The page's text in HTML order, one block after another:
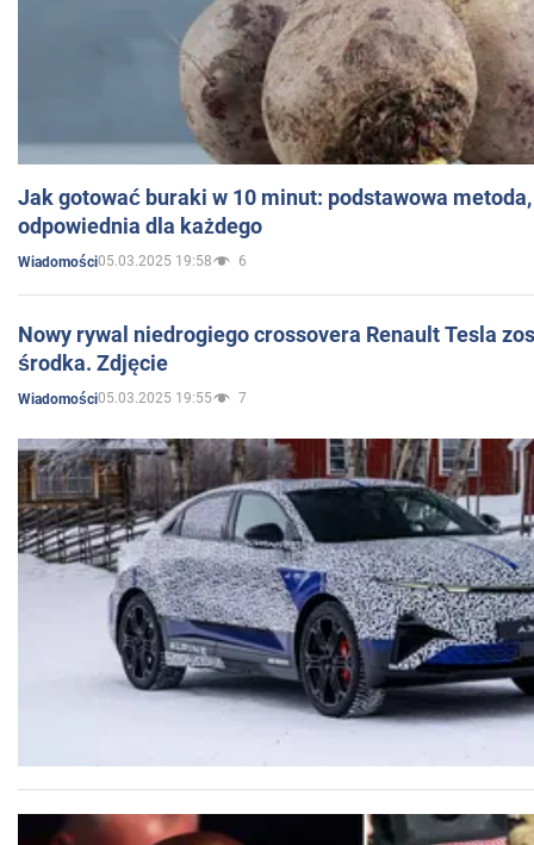
Jak gotować buraki w 10 minut: podstawowa
odpowiednia dla każdego
Wiadomości05.03.2025 19:58 6
Nowy rywal niedrogiego crossovera Renault Tesla
środka. Zdjęcie
Wiadomości05.03.2025 19:55 7